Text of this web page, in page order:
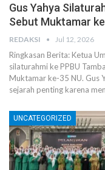
Gus Yahya
Sebut Muktamar
REDAKSI Jul 12, 2026
Ringkasan Berita: Ketua
silaturahmi ke PPBU
Muktamar ke-35 NU. Gus
sejarah penting karena
UNCATEGORIZED